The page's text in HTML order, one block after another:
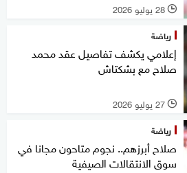
l 28 يوليو 2026
رياضة
إعلامي يكشف تفاصيل عقد محمد
صلاح مع بشكتاش
l 27 يوليو 2026
رياضة
صلاح أبرزهم.. نجوم متاحون مجانا في
سوق الانتقالات الصيفية